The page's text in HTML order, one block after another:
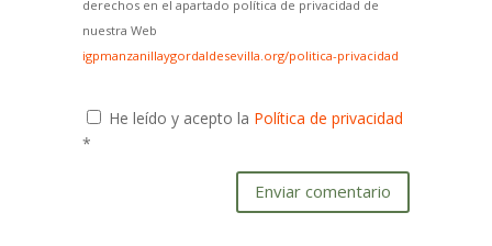
derechos en el apartado política de privacidad de
nuestra Web
igpmanzanillaygordaldesevilla.org/politica-privacidad
He leído y acepto la Política de privacidad
*
Enviar comentario